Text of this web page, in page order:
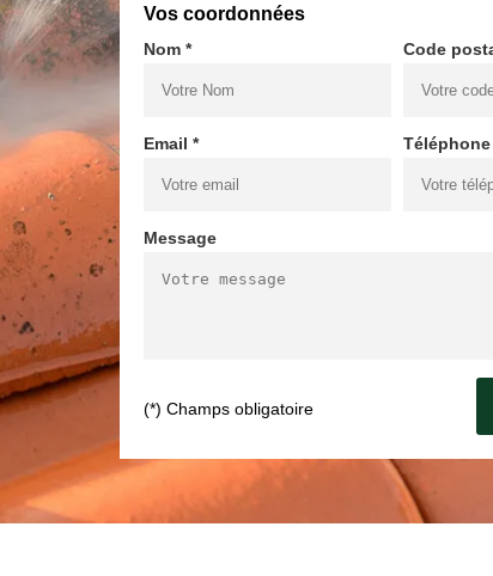
Vos coordonnées
Nom * Code
Email * Téléphone
Message
(*) Champs obligatoire